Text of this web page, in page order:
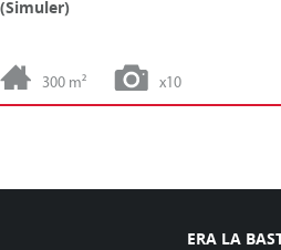
(Simuler)
300 m² x10
ERA LA